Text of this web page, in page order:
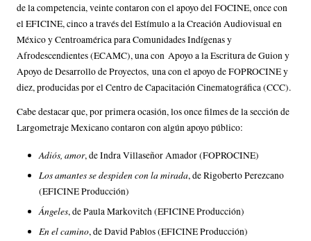
de la competencia, veinte contaron con el apoyo del FOCINE, once con
el EFICINE, cinco a través del Estímulo a la Creación Audiovisual en
México y Centroamérica para Comunidades Indígenas y
Afrodescendientes (ECAMC), una con Apoyo a la Escritura de Guion y
Apoyo de Desarrollo de Proyectos, una con el apoyo de FOPROCINE y
diez, producidas por el Centro de Capacitación Cinematográfica (CCC).
Cabe destacar que, por primera ocasión, los once filmes de la sección de
Largometraje Mexicano contaron con algún apoyo público:
Adiós, amor, de Indra Villaseñor Amador (FOPROCINE)
Los amantes se despiden con la mirada, de Rigoberto Perezcano
(EFICINE Producción)
Ángeles, de Paula Markovitch (EFICINE Producción)
En el camino, de David Pablos (EFICINE Producción)